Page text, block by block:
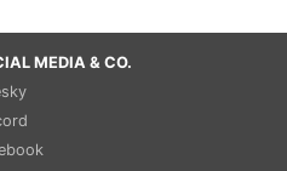
MEDIA & CO.